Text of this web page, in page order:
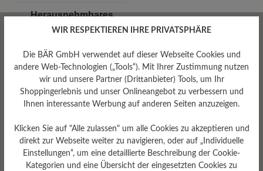
Herausnehmbares
Fußbett
6 mm Kork-Latex-Fußbett mit
Lederbezug
WIR RESPEKTIEREN IHRE PRIVATSPHÄRE
Die BÄR GmbH verwendet auf dieser Webseite Cookies und
andere Web-Technologien („Tools“). Mit Ihrer Zustimmung nutzen
wir und unsere Partner (Drittanbieter) Tools, um Ihr
Shoppingerlebnis und unser Onlineangebot zu verbessern und
Ihnen interessante Werbung auf anderen Seiten anzuzeigen.
Klicken Sie auf "Alle zulassen" um alle Cookies zu akzeptieren und
direkt zur Webseite weiter zu navigieren, oder auf „Individuelle
Einstellungen“, um eine detaillierte Beschreibung der Cookie-
Kategorien und eine Übersicht der eingesetzten Cookies zu